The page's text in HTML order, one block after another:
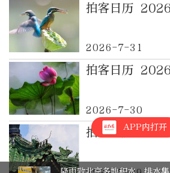
拍客日历
2026-7-31
拍客日历
2026-7-30
拍客日历APP内打开